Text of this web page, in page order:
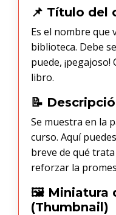
📌 Título del
Es el nombre que
biblioteca. Debe
puede,
libro.
📝
Se muestra en la
curso. Aquí
breve de qué
reforzar la
🖼️ Miniatura
(Thumbnail)